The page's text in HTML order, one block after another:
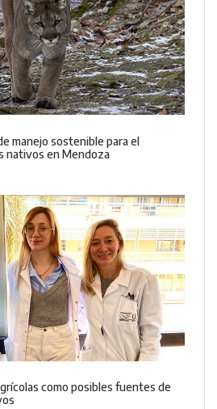
manejo sostenible para el
nativos en Mendoza
como posibles fuentes de